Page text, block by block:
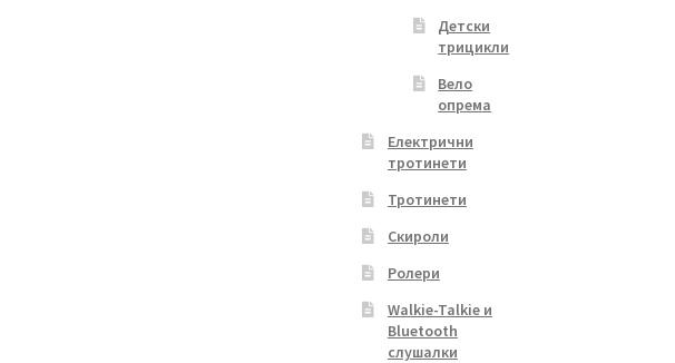
Детски
трицикли
Вело
опрема
Електрични
тротинети
Тротинети
Скироли
Ролери
Walkie-Talkie и
Bluetooth
слушалки